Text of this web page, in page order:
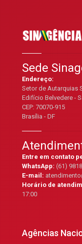
Sede
Endereço:
Setor de Autarquias
Edifício Belvedere -
CEP: 70070-915
Brasília - DF
Entre em contato
WhatsApp:(61)
E-mail:
Horário de
17:00
Agências